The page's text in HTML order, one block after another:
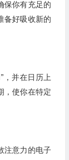
保你有充足的
备好吸收新的
，并在日历上
，使你在特定
注意力的电子